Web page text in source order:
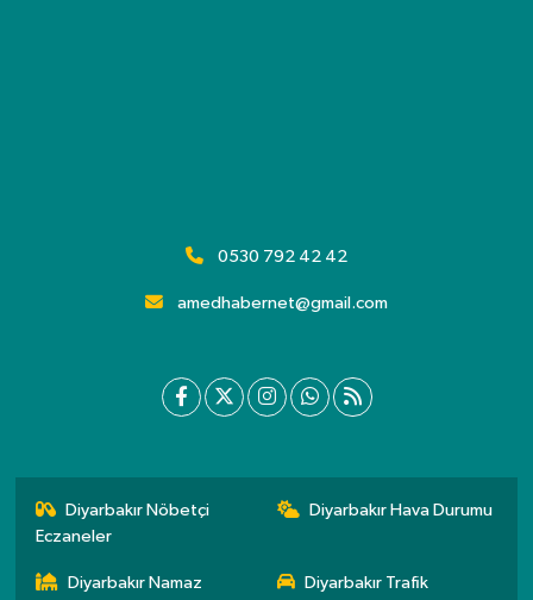
0530 792 42 42
amedhabernet@gmail.com
Diyarbakır Nöbetçi
Eczaneler
Diyarbakır Hava Durumu
Diyarbakır Namaz Diyarbakır Trafik